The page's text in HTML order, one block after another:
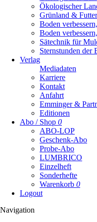
Ökologischer
Grünland &
Boden
Boden
Sätechnik für
Sternstunden der
Verlag
Mediadaten
Karriere
Kontakt
Anfahrt
Emminger &
Editionen
Abo / Shop 0
ABO-LOP
Geschenk-Abo
Probe-Abo
LUMBRICO
Einzelheft
Sonderhefte
Warenkorb 0
Logout
Navigation